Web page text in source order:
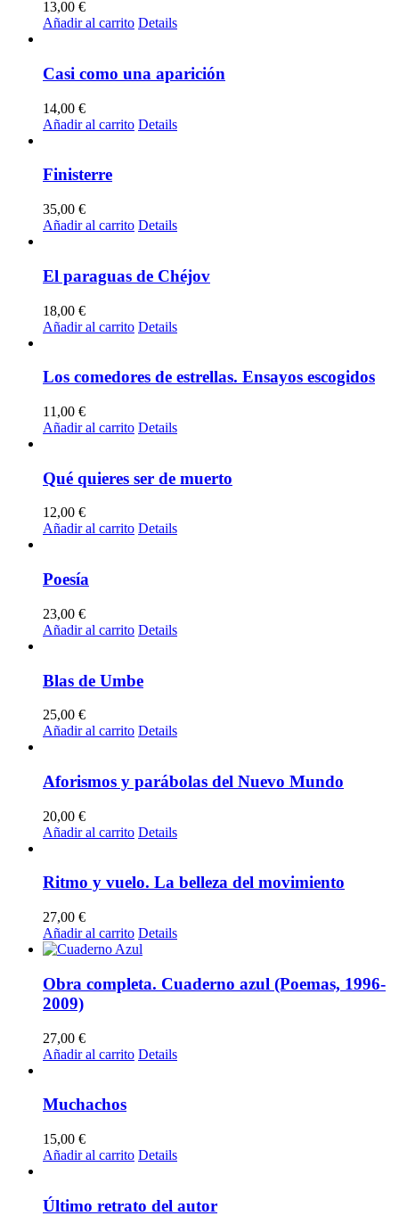
13,00 €
Añadir al carrito Details
Casi como una aparición
14,00 €
Añadir al carrito Details
Finisterre
35,00 €
Añadir al carrito Details
El paraguas de Chéjov
18,00 €
Añadir al carrito Details
Los comedores de estrellas. Ensayos escogidos
11,00 €
Añadir al carrito Details
Qué quieres ser de muerto
12,00 €
Añadir al carrito Details
Poesía
23,00 €
Añadir al carrito Details
Blas de Umbe
25,00 €
Añadir al carrito Details
Aforismos y parábolas del Nuevo Mundo
20,00 €
Añadir al carrito Details
Ritmo y vuelo. La belleza del movimiento
27,00 €
Añadir al carrito Details
Obra completa. Cuaderno azul (Poemas, 1996-
2009)
27,00 €
Añadir al carrito Details
Muchachos
15,00 €
Añadir al carrito Details
Último retrato del autor